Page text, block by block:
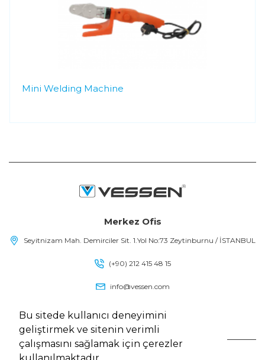
Bu sitede kullanıcı deneyimini
geliştirmek ve sitenin verimli
çalışmasını sağlamak için çerezler
kullanılmaktadır.
Mini Welding Machine
Merkez Ofis
Seyitnizam Mah. Demirciler Sit. 1.Yol No:73 Zeytinburnu / İSTANBUL
(+90) 212 415 48 15
info@vessen.com
Vessen, Tüm Hakları Saklıdır